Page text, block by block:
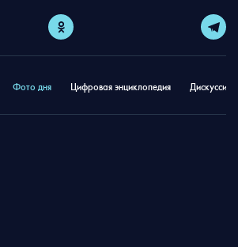
Фото дня Цифровая энциклопедия